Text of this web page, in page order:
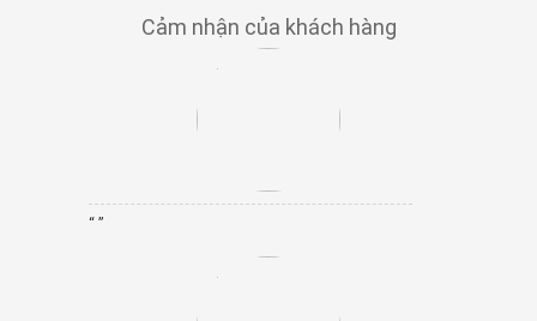
Cảm nhận của khách hàng
“ ”